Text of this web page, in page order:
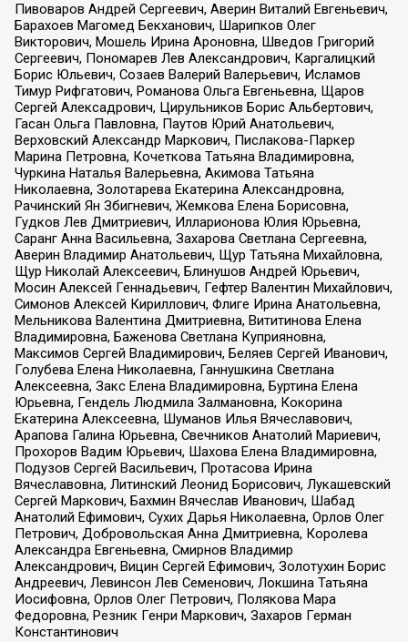
Пивоваров Андрей Сергеевич, Аверин Виталий Евгеньевич,
Барахоев Магомед Бекханович, Шарипков Олег
Викторович, Мошель Ирина Ароновна, Шведов Григорий
Сергеевич, Пономарев Лев Александрович, Каргалицкий
Борис Юльевич, Созаев Валерий Валерьевич, Исламов
Тимур Рифгатович, Романова Ольга Евгеньевна, Щаров
Сергей Алексадрович, Цирульников Борис Альбертович,
Гасан Ольга Павловна, Паутов Юрий Анатольевич,
Верховский Александр Маркович, Пислакова-Паркер
Марина Петровна, Кочеткова Татьяна Владимировна,
Чуркина Наталья Валерьевна, Акимова Татьяна
Николаевна, Золотарева Екатерина Александровна,
Рачинский Ян Збигневич, Жемкова Елена Борисовна,
Гудков Лев Дмитриевич, Илларионова Юлия Юрьевна,
Саранг Анна Васильевна, Захарова Светлана Сергеевна,
Аверин Владимир Анатольевич, Щур Татьяна Михайловна,
Щур Николай Алексеевич, Блинушов Андрей Юрьевич,
Мосин Алексей Геннадьевич, Гефтер Валентин Михайлович,
Симонов Алексей Кириллович, Флиге Ирина Анатольевна,
Мельникова Валентина Дмитриевна, Вититинова Елена
Владимировна, Баженова Светлана Куприяновна,
Максимов Сергей Владимирович, Беляев Сергей Иванович,
Голубева Елена Николаевна, Ганнушкина Светлана
Алексеевна, Закс Елена Владимировна, Буртина Елена
Юрьевна, Гендель Людмила Залмановна, Кокорина
Екатерина Алексеевна, Шуманов Илья Вячеславович,
Арапова Галина Юрьевна, Свечников Анатолий Мариевич,
Прохоров Вадим Юрьевич, Шахова Елена Владимировна,
Подузов Сергей Васильевич, Протасова Ирина
Вячеславовна, Литинский Леонид Борисович, Лукашевский
Сергей Маркович, Бахмин Вячеслав Иванович, Шабад
Анатолий Ефимович, Сухих Дарья Николаевна, Орлов Олег
Петрович, Добровольская Анна Дмитриевна, Королева
Александра Евгеньевна, Смирнов Владимир
Александрович, Вицин Сергей Ефимович, Золотухин Борис
Андреевич, Левинсон Лев Семенович, Локшина Татьяна
Иосифовна, Орлов Олег Петрович, Полякова Мара
Федоровна, Резник Генри Маркович, Захаров Герман
Константинович